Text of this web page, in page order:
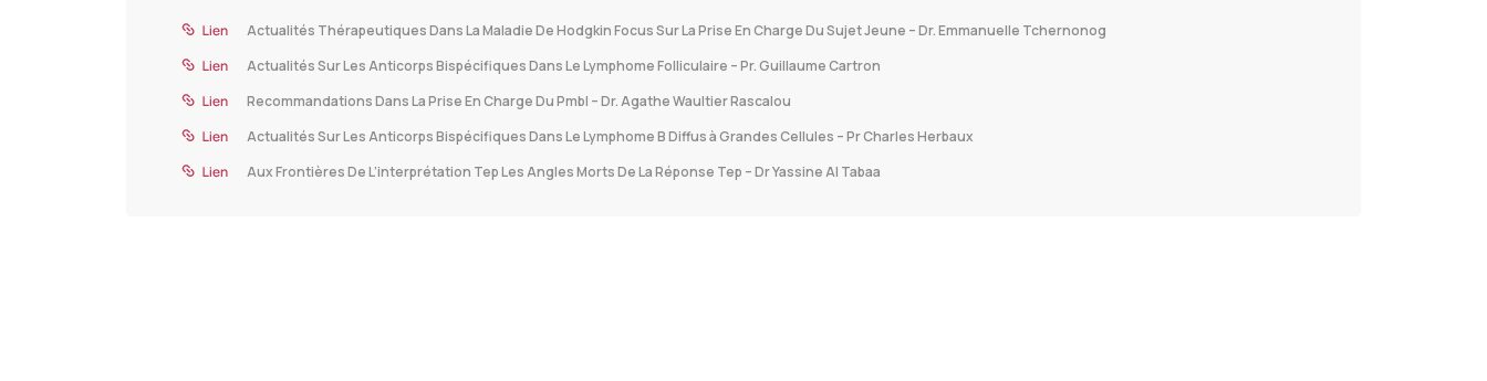
Actualités Thérapeutiques Dans La Maladie De Hodgkin Focus Sur La Prise En Charge Du Sujet Jeune – Dr. Emmanuelle Tchernonog
Actualités Sur Les Anticorps Bispécifiques Dans Le Lymphome Folliculaire – Pr. Guillaume Cartron
Recommandations Dans La Prise En Charge Du Pmbl – Dr. Agathe Waultier Rascalou
Actualités Sur Les Anticorps Bispécifiques Dans Le Lymphome B Diffus à Grandes Cellules – Pr Charles Herbaux
Aux Frontières De L’interprétation Tep Les Angles Morts De La Réponse Tep – Dr Yassine Al Tabaa